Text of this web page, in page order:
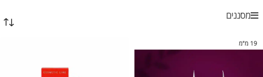
מסננים
19 מ"מ